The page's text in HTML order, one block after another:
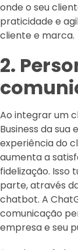
onde o seu
praticidade e
cliente e marca.
2.
Ao integrar um
Business da
experiência do
aumenta a
fidelização.
parte, através
chatbot. A
comunicação
empresa e seu